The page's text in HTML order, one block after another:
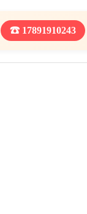
☎ 17891910243